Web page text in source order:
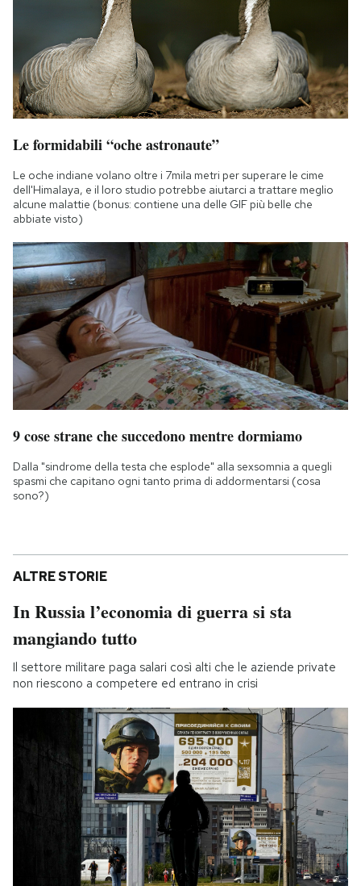
Le formidabili “oche astronaute”
Le oche indiane volano oltre i 7mila metri per superare le cime
dell'Himalaya, e il loro studio potrebbe aiutarci a trattare meglio
alcune malattie (bonus: contiene una delle GIF più belle che
abbiate visto)
9 cose strane che succedono mentre dormiamo
Dalla "sindrome della testa che esplode" alla sexsomnia a quegli
spasmi che capitano ogni tanto prima di addormentarsi (cosa
sono?)
ALTRE STORIE
In Russia l’economia di guerra si sta
mangiando tutto
Il settore militare paga salari così alti che le aziende private
non riescono a competere ed entrano in crisi